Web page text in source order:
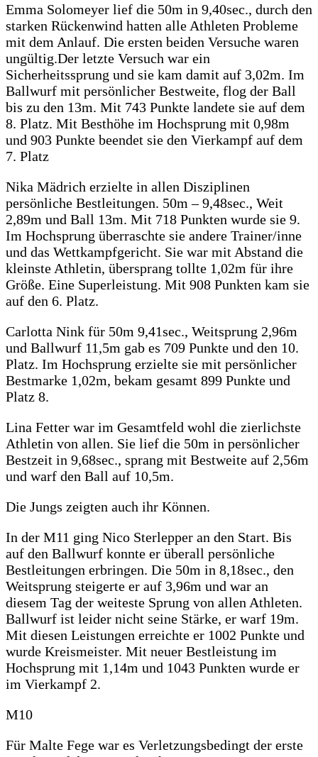
Emma Solomeyer lief die 50m in 9,40sec., durch den
starken Rückenwind hatten alle Athleten Probleme
mit dem Anlauf. Die ersten beiden Versuche waren
ungültig.Der letzte Versuch war ein
Sicherheitssprung und sie kam damit auf 3,02m. Im
Ballwurf mit persönlicher Bestweite, flog der Ball
bis zu den 13m. Mit 743 Punkte landete sie auf dem
8. Platz. Mit Besthöhe im Hochsprung mit 0,98m
und 903 Punkte beendet sie den Vierkampf auf dem
7. Platz
Nika Mädrich erzielte in allen Disziplinen
persönliche Bestleitungen. 50m – 9,48sec., Weit
2,89m und Ball 13m. Mit 718 Punkten wurde sie 9.
Im Hochsprung überraschte sie andere Trainer/inne
und das Wettkampfgericht. Sie war mit Abstand die
kleinste Athletin, übersprang tollte 1,02m für ihre
Größe. Eine Superleistung. Mit 908 Punkten kam sie
auf den 6. Platz.
Carlotta Nink für 50m 9,41sec., Weitsprung 2,96m
und Ballwurf 11,5m gab es 709 Punkte und den 10.
Platz. Im Hochsprung erzielte sie mit persönlicher
Bestmarke 1,02m, bekam gesamt 899 Punkte und
Platz 8.
Lina Fetter war im Gesamtfeld wohl die zierlichste
Athletin von allen. Sie lief die 50m in persönlicher
Bestzeit in 9,68sec., sprang mit Bestweite auf 2,56m
und warf den Ball auf 10,5m.
Die Jungs zeigten auch ihr Können.
In der M11 ging Nico Sterlepper an den Start. Bis
auf den Ballwurf konnte er überall persönliche
Bestleitungen erbringen. Die 50m in 8,18sec., den
Weitsprung steigerte er auf 3,96m und war an
diesem Tag der weiteste Sprung von allen Athleten.
Ballwurf ist leider nicht seine Stärke, er warf 19m.
Mit diesen Leistungen erreichte er 1002 Punkte und
wurde Kreismeister. Mit neuer Bestleistung im
Hochsprung mit 1,14m und 1043 Punkten wurde er
im Vierkampf 2.
M10
Für Malte Fege war es Verletzungsbedingt der erste